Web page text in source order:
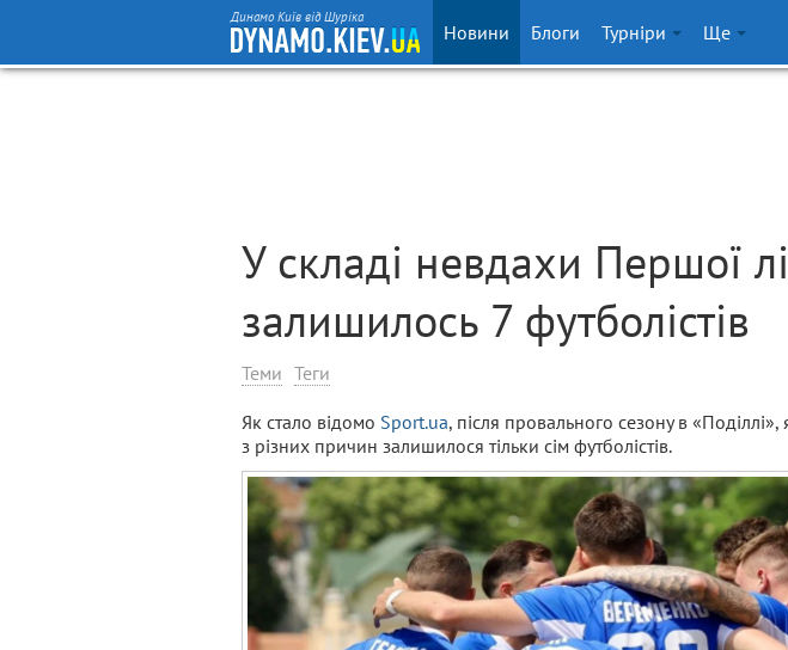
Динамо Київ від Шуріка
Новини Блоги Турніри Ще
У складі невдахи Першої
залишилось 7 футболістів
Теми Теги
Як стало відомо Sport.ua, після провального сезону в
з різних причин залишилося тільки сім футболістів.